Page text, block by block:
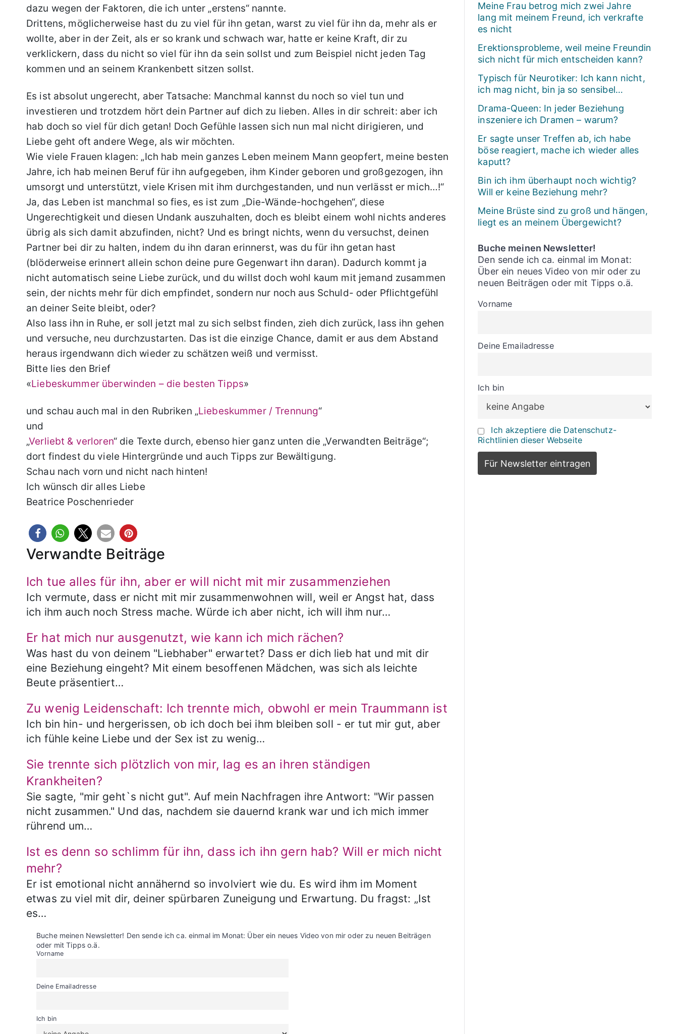
dazu wegen der Faktoren, die ich unter „erstens“ nannte.
Drittens, möglicherweise hast du zu viel für ihn getan, warst zu viel für ihn da, mehr als er
wollte, aber in der Zeit, als er so krank und schwach war, hatte er keine Kraft, dir zu
verklickern, dass du nicht so viel für ihn da sein sollst und zum Beispiel nicht jeden Tag
kommen und an seinem Krankenbett sitzen sollst.
Es ist absolut ungerecht, aber Tatsache: Manchmal kannst du noch so viel tun und
investieren und trotzdem hört dein Partner auf dich zu lieben. Alles in dir schreit: aber ich
hab doch so viel für dich getan! Doch Gefühle lassen sich nun mal nicht dirigieren, und
Liebe geht oft andere Wege, als wir möchten.
Wie viele Frauen klagen: „Ich hab mein ganzes Leben meinem Mann geopfert, meine besten
Jahre, ich hab meinen Beruf für ihn aufgegeben, ihm Kinder geboren und großgezogen, ihn
umsorgt und unterstützt, viele Krisen mit ihm durchgestanden, und nun verlässt er mich…!“
Ja, das Leben ist manchmal so fies, es ist zum „Die-Wände-hochgehen“, diese
Ungerechtigkeit und diesen Undank auszuhalten, doch es bleibt einem wohl nichts anderes
übrig als sich damit abzufinden, nicht? Und es bringt nichts, wenn du versuchst, deinen
Partner bei dir zu halten, indem du ihn daran erinnerst, was du für ihn getan hast
(blöderweise erinnert allein schon deine pure Gegenwart ihn daran). Dadurch kommt ja
nicht automatisch seine Liebe zurück, und du willst doch wohl kaum mit jemand zusammen
sein, der nichts mehr für dich empfindet, sondern nur noch aus Schuld- oder Pflichtgefühl
an deiner Seite bleibt, oder?
Also lass ihn in Ruhe, er soll jetzt mal zu sich selbst finden, zieh dich zurück, lass ihn gehen
und versuche, neu durchzustarten. Das ist die einzige Chance, damit er aus dem Abstand
heraus irgendwann dich wieder zu schätzen weiß und vermisst.
Bitte lies den Brief
«Liebeskummer überwinden – die besten Tipps»
und schau auch mal in den Rubriken „Liebeskummer / Trennung“
und
„Verliebt & verloren“ die Texte durch, ebenso hier ganz unten die „Verwandten Beiträge“;
dort findest du viele Hintergründe und auch Tipps zur Bewältigung.
Schau nach vorn und nicht nach hinten!
Ich wünsch dir alles Liebe
Beatrice Poschenrieder
Verwandte Beiträge
Ich tue alles für ihn, aber er will nicht mit mir zusammenziehen
Ich vermute, dass er nicht mit mir zusammenwohnen will, weil er Angst hat, dass
ich ihm auch noch Stress mache. Würde ich aber nicht, ich will ihm nur…
Er hat mich nur ausgenutzt, wie kann ich mich rächen?
Was hast du von deinem "Liebhaber" erwartet? Dass er dich lieb hat und mit dir
eine Beziehung eingeht? Mit einem besoffenen Mädchen, was sich als leichte
Beute präsentiert…
Zu wenig Leidenschaft: Ich trennte mich, obwohl er mein Traummann ist
Ich bin hin- und hergerissen, ob ich doch bei ihm bleiben soll - er tut mir gut, aber
ich fühle keine Liebe und der Sex ist zu wenig…
Sie trennte sich plötzlich von mir, lag es an ihren ständigen
Krankheiten?
Sie sagte, "mir geht`s nicht gut". Auf mein Nachfragen ihre Antwort: "Wir passen
nicht zusammen." Und das, nachdem sie dauernd krank war und ich mich immer
rührend um…
Ist es denn so schlimm für ihn, dass ich ihn gern hab? Will er mich nicht
mehr?
Er ist emotional nicht annähernd so involviert wie du. Es wird ihm im Moment
etwas zu viel mit dir, deiner spürbaren Zuneigung und Erwartung. Du fragst: „Ist
es…
Buche meinen Newsletter! Den sende ich ca. einmal im Monat: Über ein neues Video von mir oder zu neuen Beiträgen
oder mit Tipps o.ä.
Vorname
Deine Emailadresse
Ich bin
Meine Frau betrog mich zwei Jahre
lang mit meinem Freund, ich verkrafte
es nicht
Erektionsprobleme, weil meine Freundin
sich nicht für mich entscheiden kann?
Typisch für Neurotiker: Ich kann nicht,
ich mag nicht, bin ja so sensibel…
Drama-Queen: In jeder Beziehung
inszeniere ich Dramen – warum?
Er sagte unser Treffen ab, ich habe
böse reagiert, mache ich wieder alles
kaputt?
Bin ich ihm überhaupt noch wichtig?
Will er keine Beziehung mehr?
Meine Brüste sind zu groß und hängen,
liegt es an meinem Übergewicht?
Buche meinen Newsletter!
Den sende ich ca. einmal im Monat:
Über ein neues Video von mir oder zu
neuen Beiträgen oder mit Tipps o.ä.
Vorname
Deine Emailadresse
Ich bin
Ich akzeptiere die Datenschutz-
Richtlinien dieser Webseite